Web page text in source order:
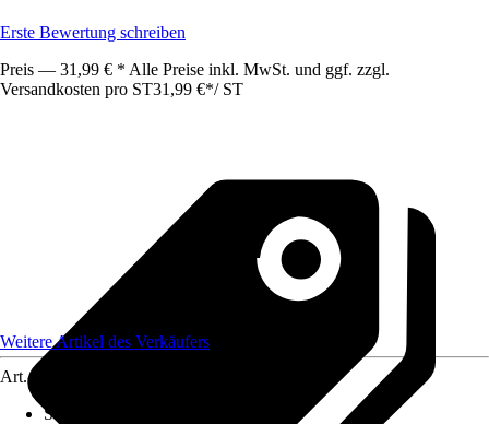
Erste Bewertung schreiben
Preis — 31,99 € * Alle Preise inkl. MwSt. und ggf. zzgl.
Versandkosten pro ST31,99 €*/ ST
Weitere Artikel des Verkäufers
Art.-Nr.
Standort